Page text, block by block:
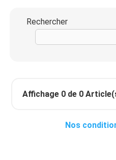
Rechercher
Affichage 0 de 0
Nos